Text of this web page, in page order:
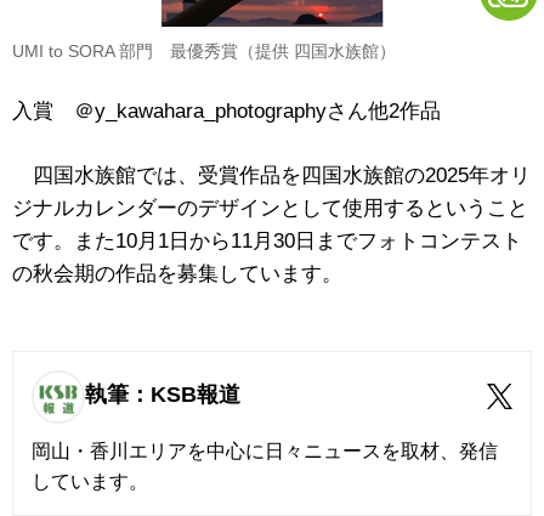
UMI to SORA 部門 最優秀賞（提供 四国水族館）
入賞 ＠y_kawahara_photographyさん他2作品
四国水族館では、受賞作品を四国水族館の2025年オリ
ジナルカレンダーのデザインとして使用するということ
です。また10月1日から11月30日までフォトコンテスト
の秋会期の作品を募集しています。
執筆：KSB報道
岡山・香川エリアを中心に日々ニュースを取材、発信
しています。